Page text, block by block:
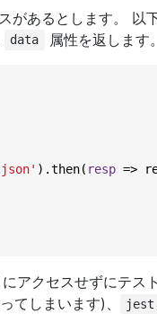
があるとします。 以
data 属性を返します。
).then( resp =>
アクセスせずにテ
てしまいます)、